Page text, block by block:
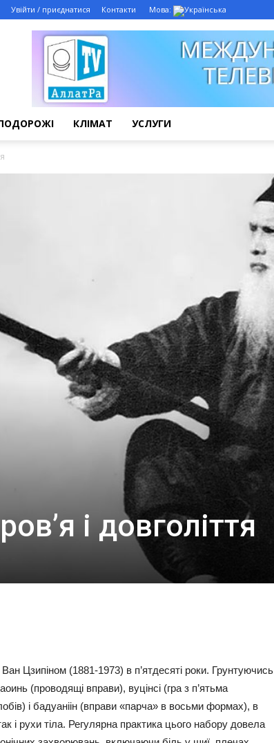
Увійти / приєднатися Контакти Мова:
КЛІМАТ УСЛУГИ
і довголіття
Цзипіном (1881-1973) в п’ятдесяті роки. Грунтуючись
(проводящі вправи), вуцінсі (гра з п’ятьма
і бадуаніін (вправи «парча» в восьми формах), в
і рухи тіла. Регулярна практика цього набору довела